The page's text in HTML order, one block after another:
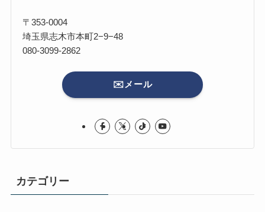
〒353-0004
埼玉県志木市本町2−9−48
080-3099-2862
✉️メール
カテゴリー